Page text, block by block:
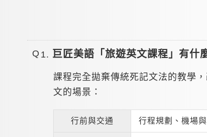
巨匠美語「旅遊英文課程」有什
課程完全拋棄傳統死記文法的教學
文的場景：
行前與交通 行程規劃、機場